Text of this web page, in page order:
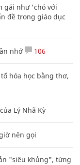
gái như 'chó với
đề trong giáo dục
nhớ 106
hóa học bằng thơ,
Lý Nhã Kỳ
nên gọi
"siêu khủng", từng